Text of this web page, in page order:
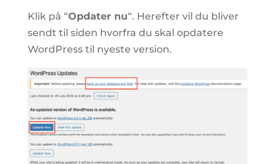
Klik på “Opdater nu“. Herefter vil du bliver
sendt til siden hvorfra du skal opdatere
WordPress til nyeste version.